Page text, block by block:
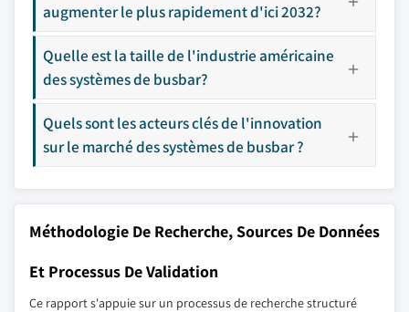
augmenter le plus rapidement d'ici 2032?
Quelle est la taille de l'industrie américaine
des systèmes de busbar?
Quels sont les acteurs clés de l'innovation
sur le marché des systèmes de busbar ?
Méthodologie De Recherche, Sources De Données
Et Processus De Validation
Ce rapport s'appuie sur un processus de recherche structuré